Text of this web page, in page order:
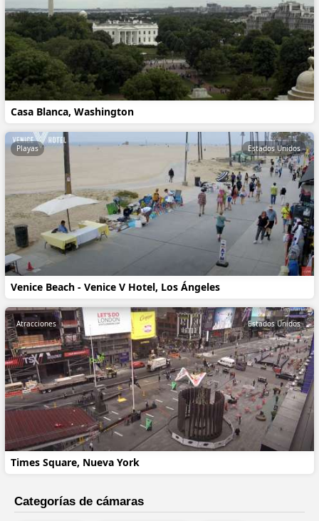
Casa Blanca, Washington
Venice Beach - Venice V Hotel, Los Ángeles
Playas Estados Unidos
Times Square, Nueva York
Atracciones Estados Unidos
Categorías de cámaras